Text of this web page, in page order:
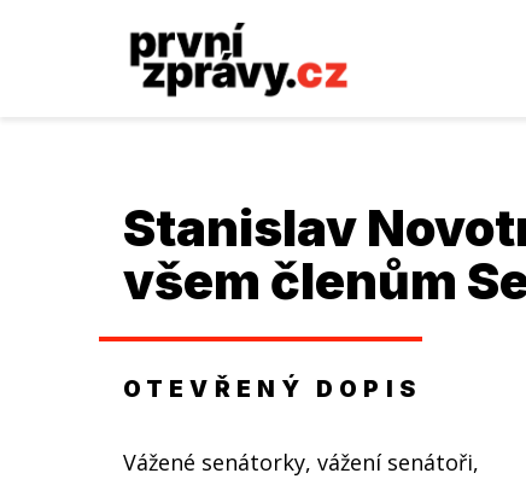
Stanislav
všem členům
OTEVŘENÝ DOPIS
Vážené senátorky, vážení senátoři,